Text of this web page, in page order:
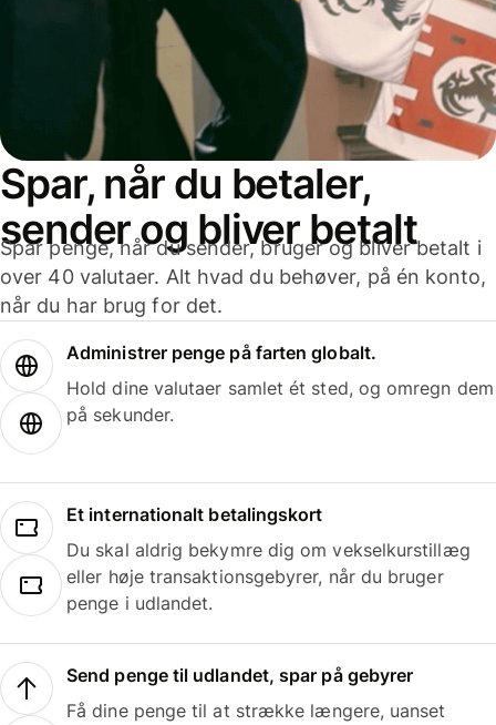
Spar, når du betaler,
sender og bliver betalt
Spar penge, når du sender, bruger og bliver betalt i
over 40 valutaer. Alt hvad du behøver, på én konto,
når du har brug for det.
Administrer penge på farten globalt.
Hold dine valutaer samlet ét sted, og omregn dem
på sekunder.
Et internationalt betalingskort
Du skal aldrig bekymre dig om vekselkurstillæg
eller høje transaktionsgebyrer, når du bruger
penge i udlandet.
Send penge til udlandet, spar på gebyrer
Få dine penge til at strække længere, uanset